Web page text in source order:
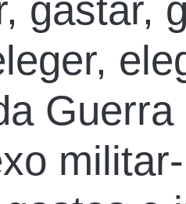
gastar,